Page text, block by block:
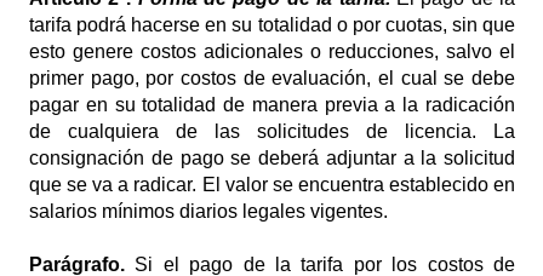
tarifa podrá hacerse en su totalidad o por cuotas, sin que
esto genere costos adicionales o reducciones, salvo el
primer pago, por costos de evaluación, el cual se debe
pagar en su totalidad de manera previa a la radicación
de cualquiera de las solicitudes de licencia. La
consignación de pago se deberá adjuntar a la solicitud
que se va a radicar. El valor se encuentra establecido en
salarios mínimos diarios legales vigentes.
Parágrafo. Si el pago de la tarifa por los costos de